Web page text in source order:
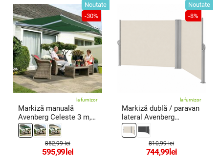
Noutate
-30%
la furnizor
Markiză manuală
Avenberg Celeste 3 m,
verde
852,99 lei
595,99 lei
Noutate
-8%
la furnizor
Markiză dublă / paravan
lateral Avenberg
Violeta,bej
810,99 lei
744,99 lei